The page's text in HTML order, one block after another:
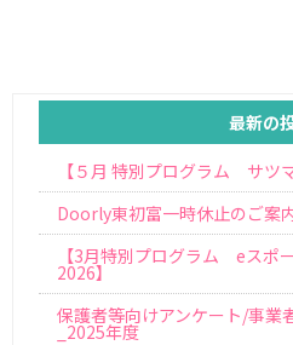
最新の
【５月 特別プログラム サツ
Doorly東初富一時休止のご案
【3月特別プログラム eス
2026】
保護者等向けアンケート/事業
_2025年度